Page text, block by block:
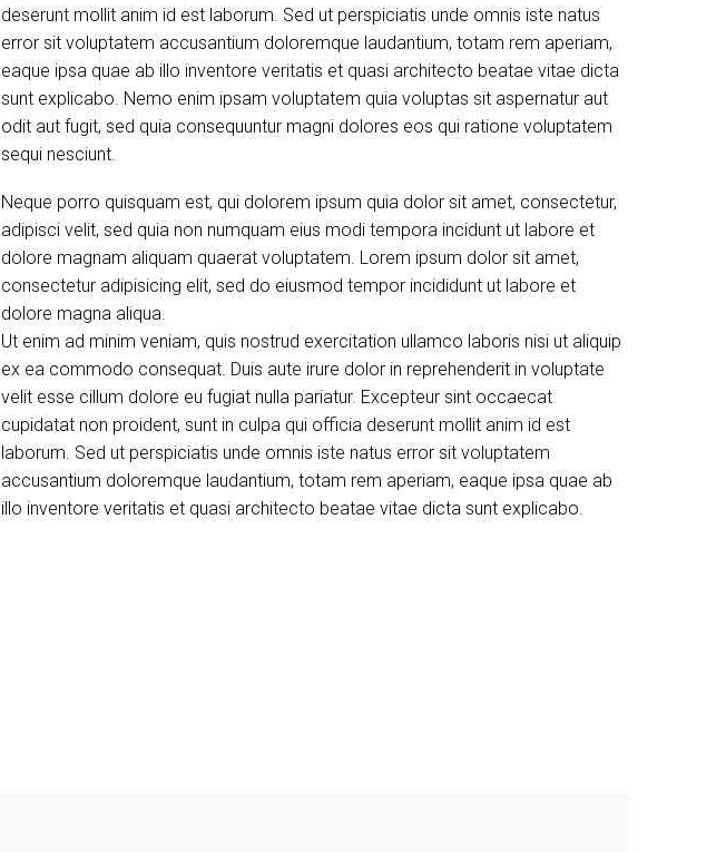
deserunt mollit anim id est laborum. Sed ut perspiciatis unde omnis iste natus
error sit voluptatem accusantium doloremque laudantium, totam rem aperiam,
eaque ipsa quae ab illo inventore veritatis et quasi architecto beatae vitae dicta
sunt explicabo. Nemo enim ipsam voluptatem quia voluptas sit aspernatur aut
odit aut fugit, sed quia consequuntur magni dolores eos qui ratione voluptatem
sequi nesciunt.
Neque porro quisquam est, qui dolorem ipsum quia dolor sit amet, consectetur,
adipisci velit, sed quia non numquam eius modi tempora incidunt ut labore et
dolore magnam aliquam quaerat voluptatem. Lorem ipsum dolor sit amet,
consectetur adipisicing elit, sed do eiusmod tempor incididunt ut labore et
dolore magna aliqua.
Ut enim ad minim veniam, quis nostrud exercitation ullamco laboris nisi ut aliquip
ex ea commodo consequat. Duis aute irure dolor in reprehenderit in voluptate
velit esse cillum dolore eu fugiat nulla pariatur. Excepteur sint occaecat
cupidatat non proident, sunt in culpa qui officia deserunt mollit anim id est
laborum. Sed ut perspiciatis unde omnis iste natus error sit voluptatem
accusantium doloremque laudantium, totam rem aperiam, eaque ipsa quae ab
illo inventore veritatis et quasi architecto beatae vitae dicta sunt explicabo.